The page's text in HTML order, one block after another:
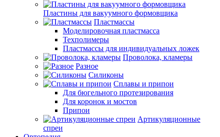
Пластины для вакуумного формовщика
Пластмассы
Моделировочная пластмасса
Техполимеры
Пластмассы для индивидуальных ложек
Проволока, кламеры
Разное
Силиконы
Сплавы и припои
Для бюгельного протезирования
Для коронок и мостов
Припои
Артикуляционные
спреи